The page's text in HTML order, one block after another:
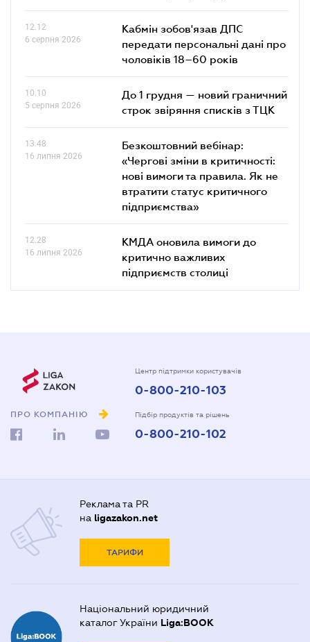
12.12
6 серпня 2026
Кабмін зобов'язав ДПС
передати персональні дані про
чоловіків 18–60 років
10.10
5 серпня 2026
До 1 грудня — новий граничний
строк звіряння списків з ТЦК
13.48
16 липня 2026
Безкоштовний вебінар:
«Чергові зміни в критичності:
нові вимоги та правила. Як не
втратити статус критичного
підприємства»
12.28
16 липня 2026
КМДА оновила вимоги до
критично важливих
підприємств столиці
ПРО КОМПАНІЮ
Центр підтримки користувачів
0-800-210-103
Підбір продуктів та рішень
0-800-210-102
Реклама та PR
на ligazakon.net
ТАРИФИ
Національний юридичний
каталог України Liga:BOOK